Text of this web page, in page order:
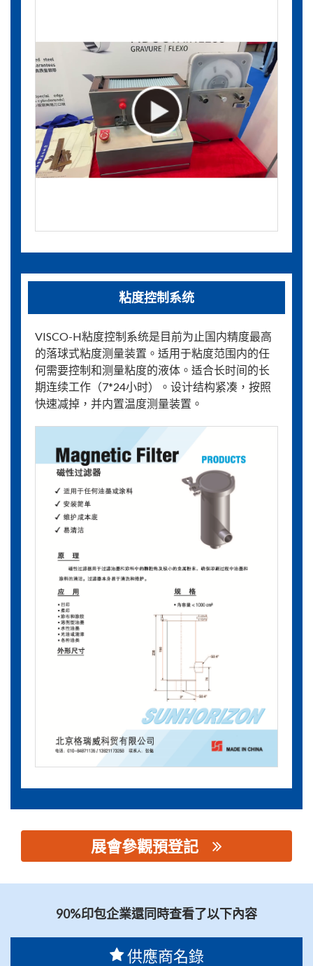
粘度控制系统
VISCO-H粘度控制系统是目前为止国内精度最高
的落球式粘度测量装置。适用于粘度范围内的任
何需要控制和测量粘度的液体。适合长时间的长
期连续工作（7*24小时）。设计结构紧凑，按照
快速减掉，并内置温度测量装置。
展會參觀預登記
90%印包企業還同時查看了以下內容
供應商名錄